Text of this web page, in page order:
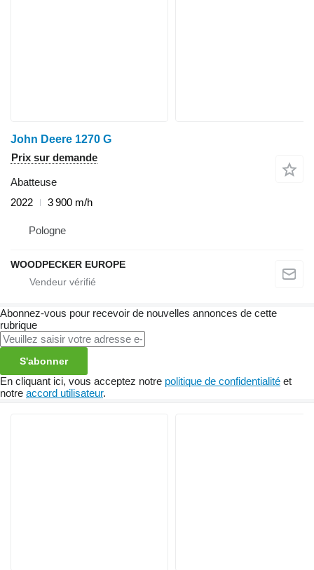
John Deere 1270 G
Prix sur demande
Abatteuse
2022
3 900 m/h
Pologne
WOODPECKER EUROPE
Abonnez-vous pour recevoir de nouvelles annonces de cette
rubrique
S'abonner
En cliquant ici, vous acceptez notre politique de confidentialité et
notre accord utilisateur.